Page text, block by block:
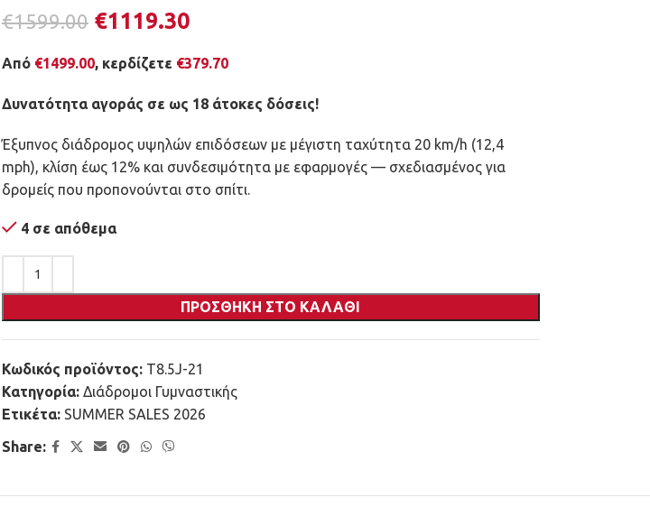
€1599.00 €1119.30
Από €1499.00, κερδίζετε €379.70
Δυνατότητα αγοράς σε ως 18 άτοκες δόσεις!
Έξυπνος διάδρομος υψηλών επιδόσεων με μέγιστη ταχύτητα 20 km/h (12,4
mph), κλίση έως 12% και συνδεσιμότητα με εφαρμογές — σχεδιασμένος για
δρομείς που προπονούνται στο σπίτι.
4 σε απόθεμα
ΠΡΟΣΘΉΚΗ ΣΤΟ ΚΑΛΆΘΙ
Κωδικός προϊόντος: T8.5J-21
Κατηγορία: Διάδρομοι Γυμναστικής
Ετικέτα: SUMMER SALES 2026
Share: